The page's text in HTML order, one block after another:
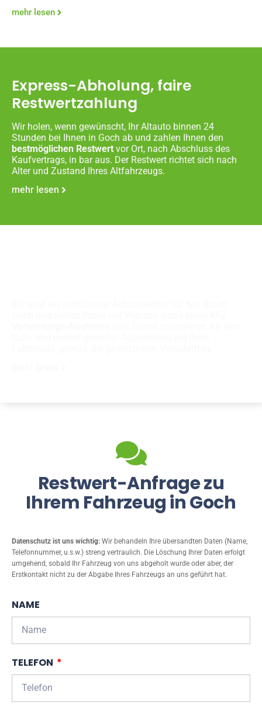
mehr lesen
Express-Abholung, faire
Restwertzahlung
Wir holen, wenn gewünscht, Ihr Altauto binnen 24
Stunden bei Ihnen in Goch ab und zahlen Ihnen den
bestmöglichen Restwert vor Ort, nach Abschluss des
Kaufvertrags, in bar aus. Der Restwert richtet sich nach
Alter und Zustand Ihres Altfahrzeugs.
mehr lesen
Restwert-Anfrage zu
Ihrem Fahrzeug in Goch
Datenschutz ist uns wichtig: Wir behandeln Ihre übersandten Daten (Name,
Telefonnummer, u.s.w.) streng vertraulich. Die Löschung Ihrer Daten erfolgt
umgehend, sobald Ihr Fahrzeug von uns abgeholt wurde oder aber, der
Erstkontakt nicht zu der Abgabe Ihres Fahrzeugs an uns geführt hat.
NAME
TELEFON